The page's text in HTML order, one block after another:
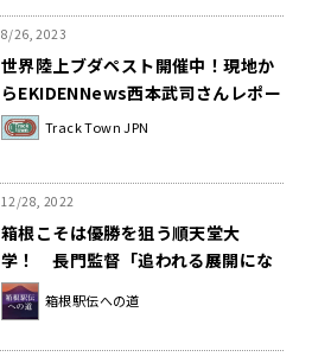
8/26, 2023
世界陸上ブダペスト開催中！現地か
らEKIDENNews西本武司さんレポー
ト～TrackTownJPN
Track Town JPN
12/28, 2022
箱根こそは優勝を狙う順天堂大
学！ 長門監督「追われる展開にな
らないと」～箱根駅伝への道～
箱根駅伝への道